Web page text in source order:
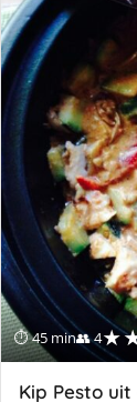
⏱ 45 min👥 4
Kip Pesto uit